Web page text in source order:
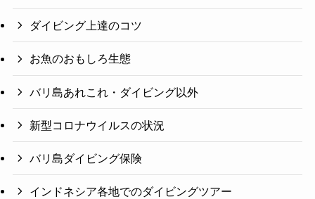
ダイビング上達のコツ
お魚のおもしろ生態
バリ島あれこれ・ダイビング以外
新型コロナウイルスの状況
バリ島ダイビング保険
インドネシア各地でのダイビングツアー